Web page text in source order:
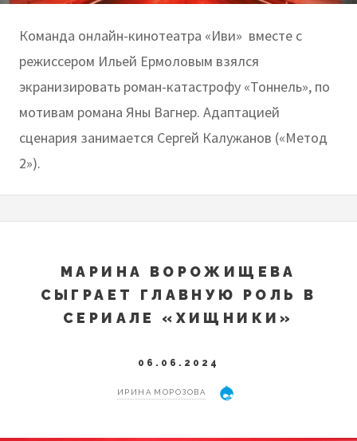
Команда онлайн-кинотеатра «Иви» вместе с
режиссером Ильей Ермоловым взялся
экранизировать роман-катастрофу «Тоннель», по
мотивам романа Яны Вагнер. Адаптацией
сценария занимается Сергей Калужанов («Метод
2»).
МАРИНА ВОРОЖИЩЕВА
СЫГРАЕТ ГЛАВНУЮ РОЛЬ В
СЕРИАЛЕ «ХИЩНИКИ»
06.06.2024
ИРИНА МОРОЗОВА